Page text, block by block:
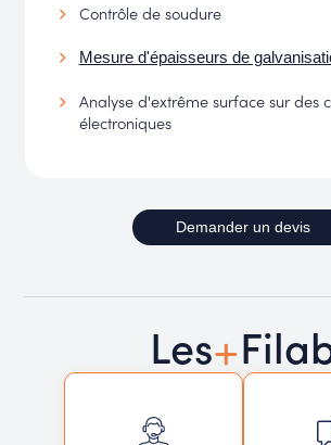
Contrôle de soudure
Mesure d'épaisseurs de
Analyse d'extrême surface sur des
électroniques
Demander un devis
Les+